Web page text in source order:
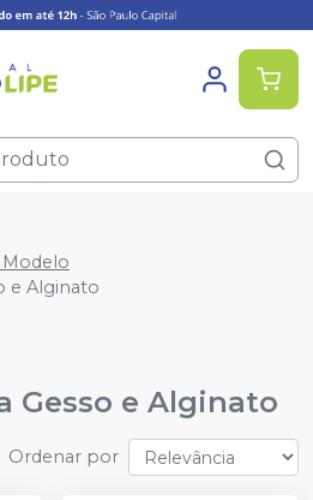
e Alginato
Gesso e Alginato
Ordenar por